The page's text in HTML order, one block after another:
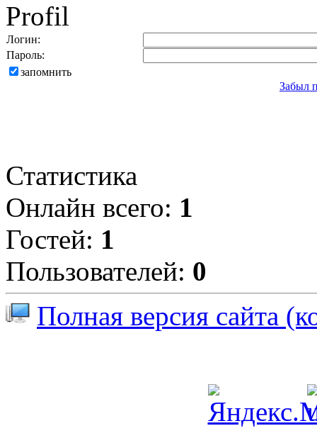
Profil
Логин:
Пароль:
запомнить
Забыл
Статистика
Онлайн всего: 1
Гостей: 1
Пользователей: 0
Полная версия сайта